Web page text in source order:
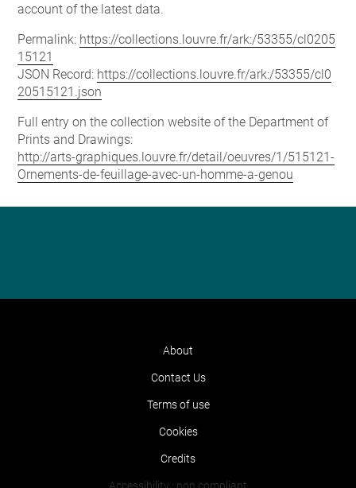
account of the latest data.
Permalink: https://collections.louvre.fr/ark:/53355/cl0205
15121
JSON Record: https://collections.louvre.fr/ark:/53355/cl0
20515121.json
Full entry on the collection website of the Department of
Prints and Drawings:
http://arts-graphiques.louvre.fr/detail/oeuvres/1/515121-
Ornements-de-feuillage-avec-un-homme-a-genou
About
Contact Us
Terms of use
Cookies
Credits
Accessibility : non compliant